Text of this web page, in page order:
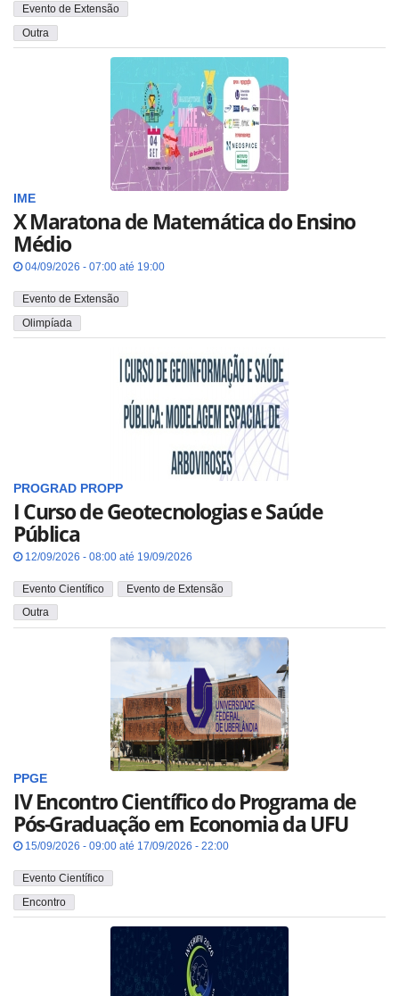
Evento de Extensão
Outra
IME
X Maratona de Matemática do Ensino
Médio
04/09/2026 - 07:00 até 19:00
Evento de Extensão
Olimpíada
PROGRAD PROPP
I Curso de Geotecnologias e Saúde
Pública
12/09/2026 - 08:00 até 19/09/2026
Evento Científico
Evento de Extensão
Outra
PPGE
IV Encontro Científico do Programa de
Pós-Graduação em Economia da UFU
15/09/2026 - 09:00 até 17/09/2026 - 22:00
Evento Científico
Encontro